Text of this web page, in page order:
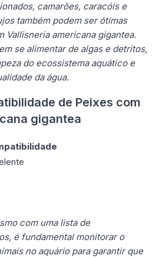
camarões, caracóis e
também podem ser ótimas
Vallisneria americana gigantea.
se alimentar de algas e detritos,
do ecossistema aquático e
da água.
de Peixes com
gigantea
com uma lista de
é fundamental monitorar o
no aquário para garantir que